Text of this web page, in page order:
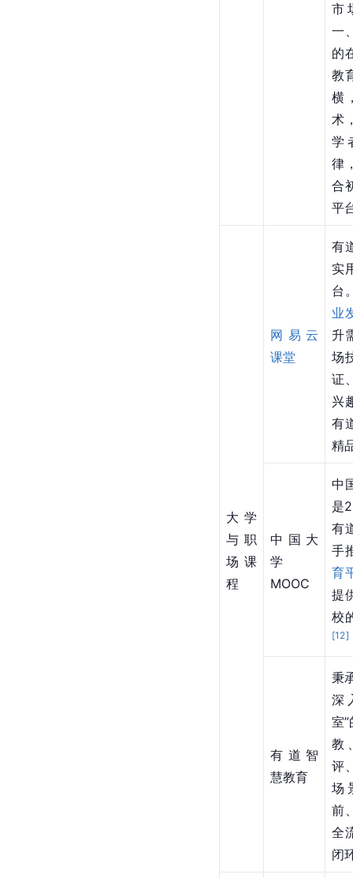
市
一
的
教
横
术
学
律
合
平
大学
与职
场课
程
网易云
课堂
有
实
台
业
升
场
证
兴
有
精
中国大
学
MOOC
中
是
有
手
育
提
校
[12]
有道智
慧教育
秉
深
室
教
评
场
前
全
闭